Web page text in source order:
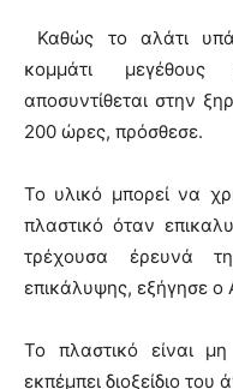
Καθώς το αλάτι
κομμάτι μεγέθους
αποσυντίθεται στην
200 ώρες, πρόσθεσε.
Το υλικό μπορεί να
πλαστικό όταν
τρέχουσα έρευνά
επικάλυψης, εξήγησε ο
Το πλαστικό είναι
εκπέμπει διοξείδιο